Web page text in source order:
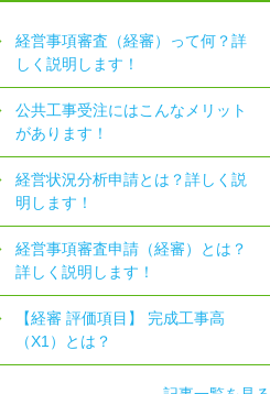
経営事項審査（経審）って何？詳
しく説明します！
公共工事受注にはこんなメリット
があります！
経営状況分析申請とは？詳しく説
明します！
経営事項審査申請（経審）とは？
詳しく説明します！
【経審 評価項目】 完成工事高
（X1）とは？